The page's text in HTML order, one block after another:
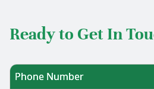
Ready to Get In
Phone Number